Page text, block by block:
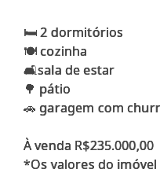
🛏️ 2 dormitórios
🍽️ cozinha
🛋️sala de estar
🌳 pátio
🚗 garagem com
À venda R$235.000,00
*Os valores do